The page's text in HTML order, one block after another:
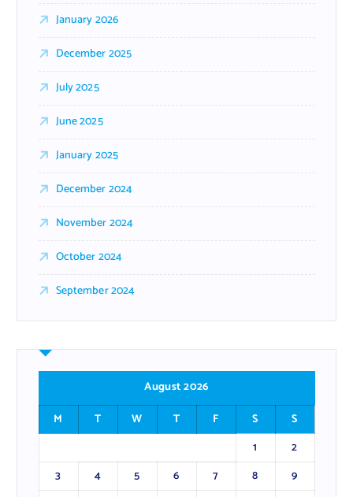
January 2026
December 2025
July 2025
June 2025
January 2025
December 2024
November 2024
October 2024
September 2024
August 2026
M
T W T F S
S
1
2
3
4 5 6 7 8
9